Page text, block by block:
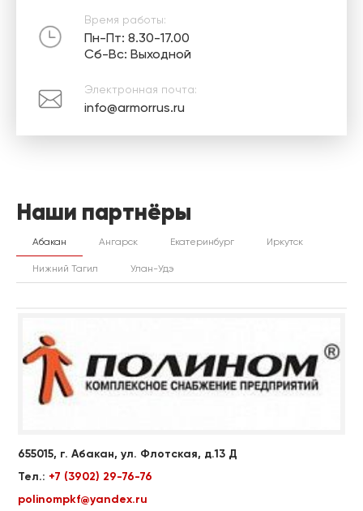
Время работы:
Пн-Пт: 8.30-17.00
Сб-Вс: Выходной
Электронная почта:
info@armorrus.ru
Наши партнёры
Абакан Ангарск Екатеринбург Иркутск
Нижний Тагил Улан-Удэ
655015, г. Абакан, ул. Флотская, д.13 Д
Тел.: +7 (3902) 29-76-76
polinompkf@yandex.ru